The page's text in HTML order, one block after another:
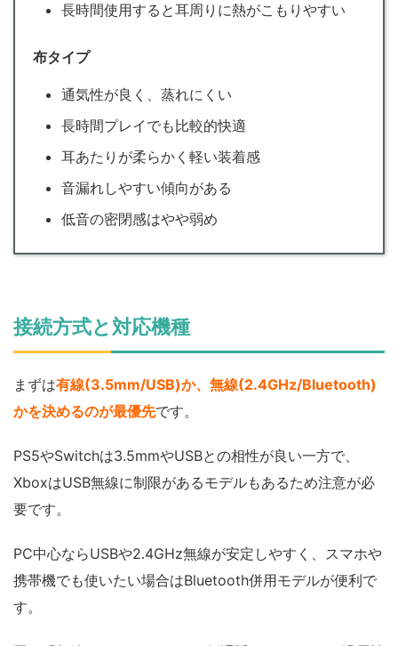
長時間使用すると耳周りに熱がこもりやすい
布タイプ
通気性が良く、蒸れにくい
長時間プレイでも比較的快適
耳あたりが柔らかく軽い装着感
音漏れしやすい傾向がある
低音の密閉感はやや弱め
接続方式と対応機種
まずは有線(3.5mm/USB)か、無線(2.4GHz/Bluetooth)
かを決めるのが最優先です。
PS5やSwitchは3.5mmやUSBとの相性が良い一方で、
XboxはUSB無線に制限があるモデルもあるため注意が必
要です。
PC中心ならUSBや2.4GHz無線が安定しやすく、スマホや
携帯機でも使いたい場合はBluetooth併用モデルが便利で
す。